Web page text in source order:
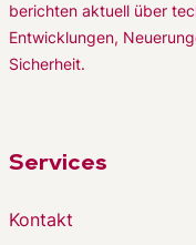
berichten aktuell über
Entwicklungen,
Sicherheit.
Services
Kontakt